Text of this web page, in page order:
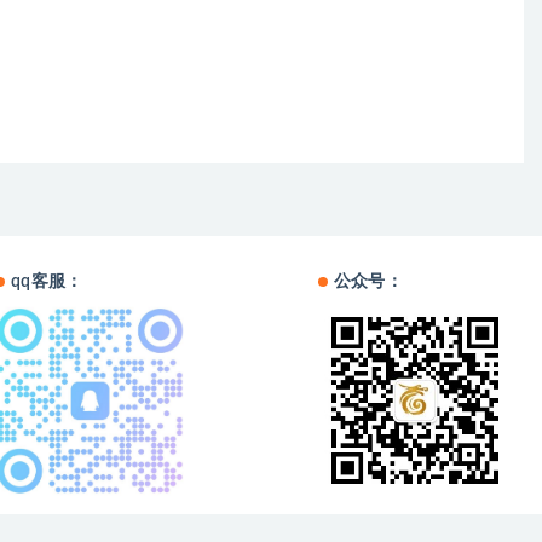
qq客服： 公众号：